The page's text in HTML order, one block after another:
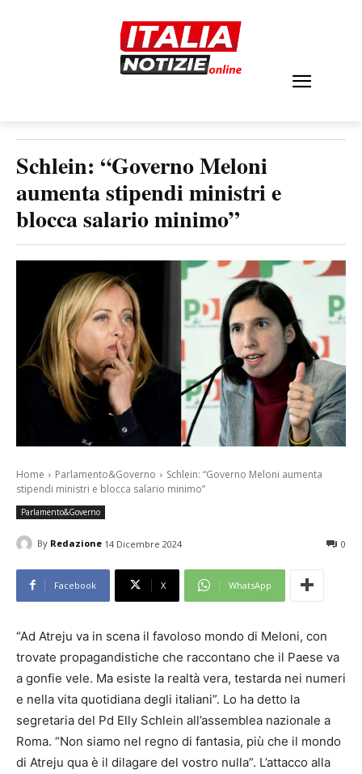
Schlein: “Governo Meloni
aumenta stipendi ministri e
blocca salario minimo”
Home Parlamento&Governo
Schlein: “Governo Meloni aumenta
stipendi ministri e blocca salario minimo”
Parlamento&Governo
By Redazione 14 Dicembre 2024 0
Facebook X WhatsApp
“Ad Atreju va in scena il favoloso mondo di Meloni, con
trovate propagandistiche che raccontano che il Paese va
a gonfie vele. Ma esiste la realtà vera, testarda nei numeri
e nella vita quotidiana degli italiani”. Lo ha detto la
segretaria del Pd Elly Schlein all’assemblea nazionale a
Roma. “Non siamo nel regno di fantasia, più che il mondo
di Atreju qua è il dilagare del vostro nulla”. L’attacco alla